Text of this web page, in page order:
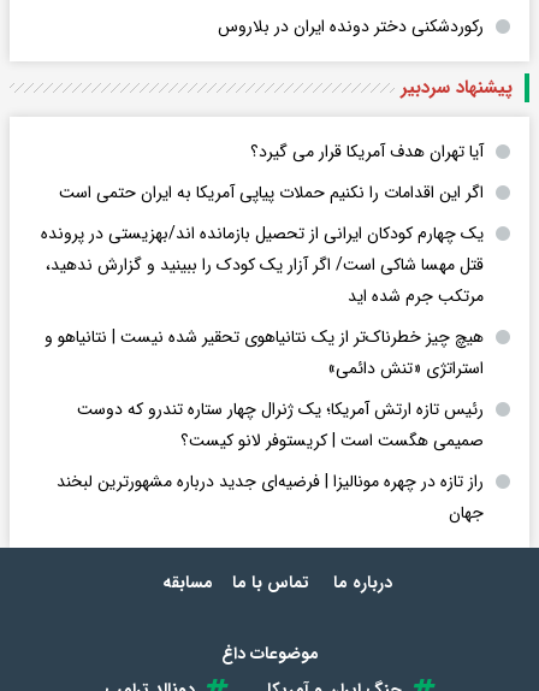
رکوردشکنی دختر دونده ایران در بلاروس
پیشنهاد سردبیر
آیا تهران هدف آمریکا قرار می گیرد؟
اگر این اقدامات را نکنیم حملات پیاپی آمریکا به ایران حتمی است
یک چهارم کودکان ایرانی از تحصیل بازمانده اند/بهزیستی در پرونده
قتل مهسا شاکی است/ اگر آزار یک کودک را ببینید و گزارش ندهید،
مرتکب جرم شده اید
هیچ چیز خطرناک‌تر از یک نتانیاهوی تحقیر شده نیست | نتانیاهو و
استراتژی «تنش دائمی»
رئیس تازه ارتش آمریکا؛ یک ژنرال چهار ستاره تندرو که دوست
صمیمی هگست است | کریستوفر لانو کیست؟
راز تازه در چهره مونالیزا | فرضیه‌ای جدید درباره مشهورترین لبخند
جهان
درباره ما تماس با ما مسابقه
موضوعات داغ